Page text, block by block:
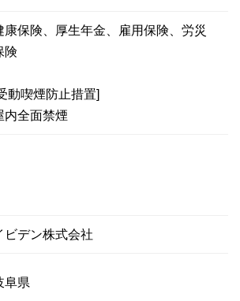
康保険、厚生年金、雇用保険、労災
険
動喫煙防止措置]
内全面禁煙
ビデン株式会社
阜県